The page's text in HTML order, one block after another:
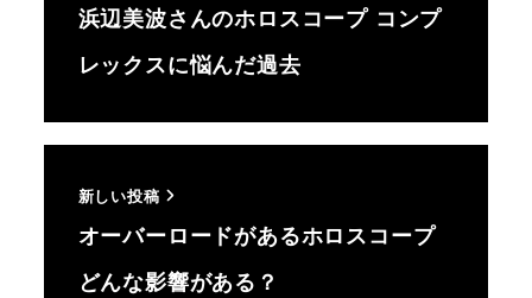
浜辺美波さんのホロスコープ コンプ
レックスに悩んだ過去
新しい投稿
オーバーロードがあるホロスコープ
どんな影響がある？